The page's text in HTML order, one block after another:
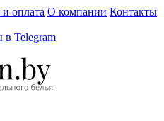
и оплата О компании Контакты
Telegram